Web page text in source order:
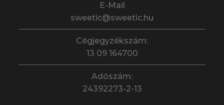
E-Mail
sweetic@sweetic.hu
Cégjegyzékszám:
13 09 164700
Adószám:
24392273-2-13